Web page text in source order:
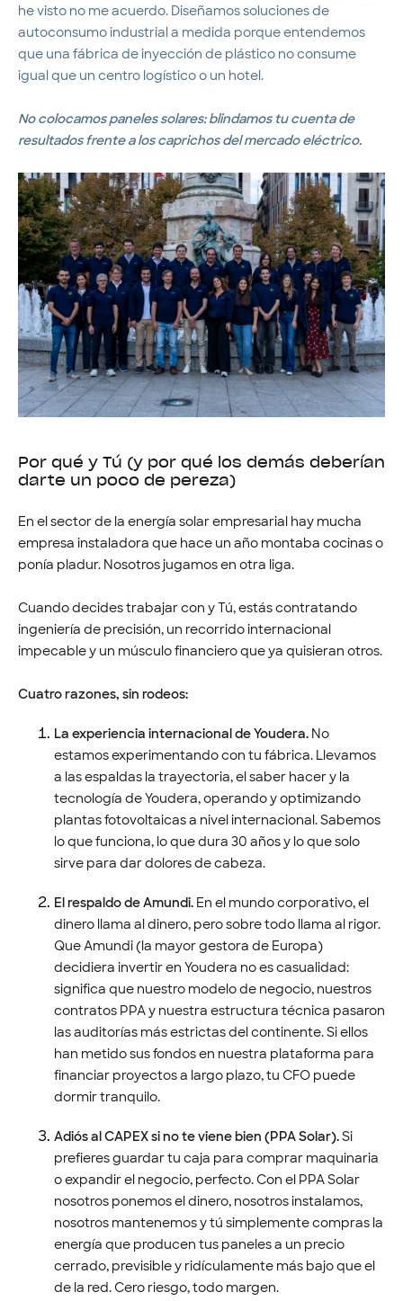
he visto no me acuerdo. Diseñamos soluciones de
autoconsumo industrial a medida porque entendemos
que una fábrica de inyección de plástico no consume
igual que un centro logístico o un hotel.
No colocamos paneles solares: blindamos tu cuenta de
resultados frente a los caprichos del mercado eléctrico.
Por qué y Tú (y por qué los demás deberían
darte un poco de pereza)
En el sector de la energía solar empresarial hay mucha
empresa instaladora que hace un año montaba cocinas o
ponía pladur. Nosotros jugamos en otra liga.
Cuando decides trabajar con y Tú, estás contratando
ingeniería de precisión, un recorrido internacional
impecable y un músculo financiero que ya quisieran otros.
Cuatro razones, sin rodeos:
La experiencia internacional de Youdera. No
estamos experimentando con tu fábrica. Llevamos
a las espaldas la trayectoria, el saber hacer y la
tecnología de Youdera, operando y optimizando
plantas fotovoltaicas a nivel internacional. Sabemos
lo que funciona, lo que dura 30 años y lo que solo
sirve para dar dolores de cabeza.
El respaldo de Amundi. En el mundo corporativo, el
dinero llama al dinero, pero sobre todo llama al rigor.
Que Amundi (la mayor gestora de Europa)
decidiera invertir en Youdera no es casualidad:
significa que nuestro modelo de negocio, nuestros
contratos PPA y nuestra estructura técnica pasaron
las auditorías más estrictas del continente. Si ellos
han metido sus fondos en nuestra plataforma para
financiar proyectos a largo plazo, tu CFO puede
dormir tranquilo.
Adiós al CAPEX si no te viene bien (PPA Solar).Si
prefieres guardar tu caja para comprar maquinaria
o expandir el negocio, perfecto. Con el PPA Solar
nosotros ponemos el dinero, nosotros instalamos,
nosotros mantenemos y tú simplemente compras la
energía que producen tus paneles a un precio
cerrado, previsible y ridículamente más bajo que el
de la red. Cero riesgo, todo margen.